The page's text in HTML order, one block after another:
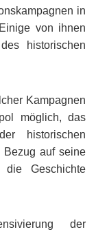
in
von ihnen
historischen
Kampagnen
möglich, das
historischen
Bezug auf seine
die Geschichte
der